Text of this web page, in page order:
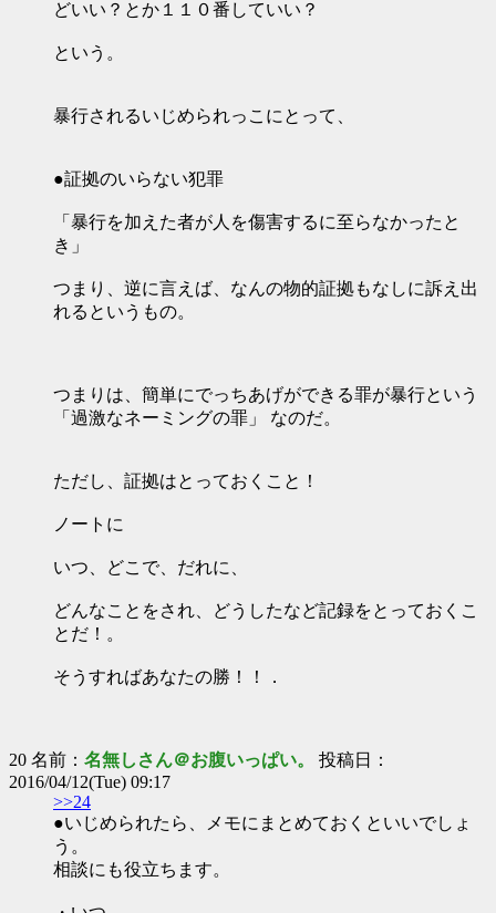
どいい？とか１１０番していい？
という。
暴行されるいじめられっこにとって、
●証拠のいらない犯罪
「暴行を加えた者が人を傷害するに至らなかったと
き」
つまり、逆に言えば、なんの物的証拠もなしに訴え出
れるというもの。
つまりは、簡単にでっちあげができる罪が暴行という
「過激なネーミングの罪」 なのだ。
ただし、証拠はとっておくこと！
ノートに
いつ、どこで、だれに、
どんなことをされ、どうしたなど記録をとっておくこ
とだ！。
そうすればあなたの勝！！．
20 名前： 名無しさん＠お腹いっぱい。 投稿日：
2016/04/12(Tue) 09:17
>>24
●いじめられたら、メモにまとめておくといいでしょ
う。
相談にも役立ちます。